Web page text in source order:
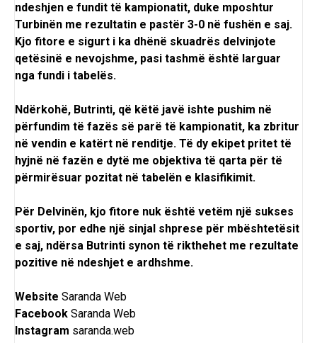
ndeshjen e fundit të kampionatit, duke mposhtur
Turbinën me rezultatin e pastër 3-0 në fushën e saj.
Kjo fitore e sigurt i ka dhënë skuadrës delvinjote
qetësinë e nevojshme, pasi tashmë është larguar
nga fundi i tabelës.
Ndërkohë, Butrinti, që këtë javë ishte pushim në
përfundim të fazës së parë të kampionatit, ka zbritur
në vendin e katërt në renditje. Të dy ekipet pritet të
hyjnë në fazën e dytë me objektiva të qarta për të
përmirësuar pozitat në tabelën e klasifikimit.
Për Delvinën, kjo fitore nuk është vetëm një sukses
sportiv, por edhe një sinjal shprese për mbështetësit
e saj, ndërsa Butrinti synon të rikthehet me rezultate
pozitive në ndeshjet e ardhshme.
Website Saranda Web
Facebook Saranda Web
Instagram saranda.web